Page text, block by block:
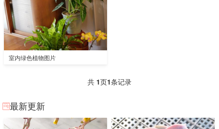
室内绿色植物图片
共 1页1条记录
最新更新